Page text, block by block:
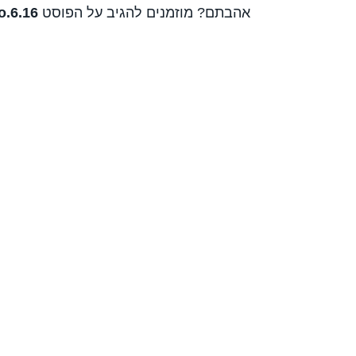
אהבתם? מוזמנים להגיב על הפוסט